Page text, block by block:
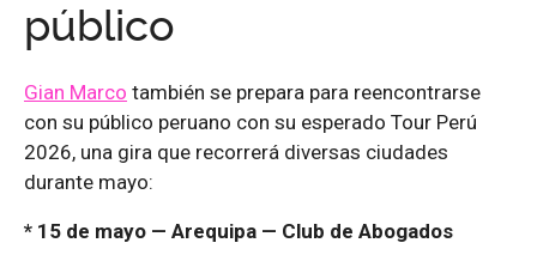
público
Gian Marco también se prepara para reencontrarse
con su público peruano con su esperado Tour Perú
2026, una gira que recorrerá diversas ciudades
durante mayo:
* 15 de mayo — Arequipa — Club de Abogados